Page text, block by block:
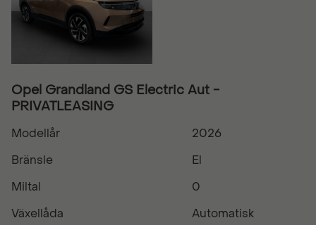
Opel Grandland GS Electric Aut -
PRIVATLEASING
Modellår
2026
Bränsle
El
Miltal
0
Växellåda
Automatisk